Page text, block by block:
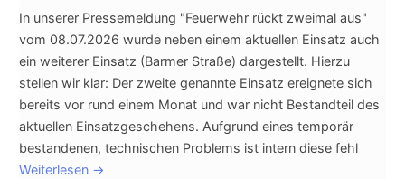
In unserer Pressemeldung "Feuerwehr rückt zweimal aus"
vom 08.07.2026 wurde neben einem aktuellen Einsatz auch
ein weiterer Einsatz (Barmer Straße) dargestellt. Hierzu
stellen wir klar: Der zweite genannte Einsatz ereignete sich
bereits vor rund einem Monat und war nicht Bestandteil des
aktuellen Einsatzgeschehens. Aufgrund eines temporär
bestandenen, technischen Problems ist intern diese fehl
Weiterlesen →